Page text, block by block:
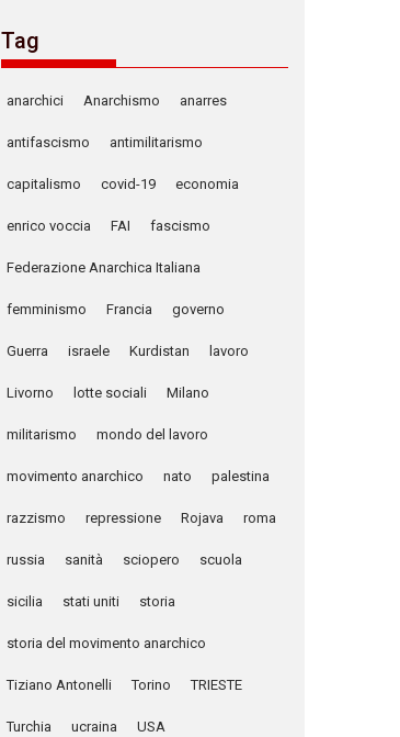
Tag
anarchici Anarchismo anarres
antifascismo antimilitarismo
capitalismo covid-19 economia
enrico voccia FAI fascismo
Federazione Anarchica Italiana
femminismo Francia governo
Guerra israele Kurdistan lavoro
Livorno lotte sociali Milano
militarismo mondo del lavoro
movimento anarchico nato palestina
razzismo repressione Rojava roma
russia sanità sciopero scuola
sicilia stati uniti storia
storia del movimento anarchico
Tiziano Antonelli Torino TRIESTE
Turchia ucraina USA